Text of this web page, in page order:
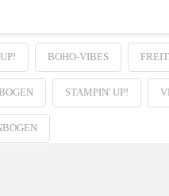
BOHO-VIBES
STAMPIN' UP!